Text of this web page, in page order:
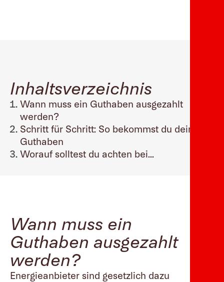
Inhaltsverzeichnis
Wann muss ein Guthaben ausgezahlt
werden?
Schritt für Schritt: So bekommst du dein
Guthaben
Worauf solltest du achten bei...
Wann muss ein
Guthaben ausgezahlt
werden?
Energieanbieter sind gesetzlich dazu